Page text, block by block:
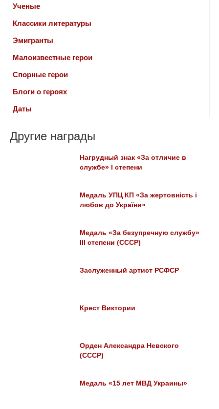
Ученые
Классики литературы
Эмигранты
Малоизвестные герои
Спорные герои
Блоги о героях
Даты
Другие награды
Нагрудный знак «За отличие в
службе» I степени
Медаль УПЦ КП «За жертовність і
любов до України»
Медаль «За безупречную службу»
III степени (СССР)
Заслуженный артист РСФСР
Крест Виктории
Орден Александра Невского
(СССР)
Медаль «15 лет МВД Украины»